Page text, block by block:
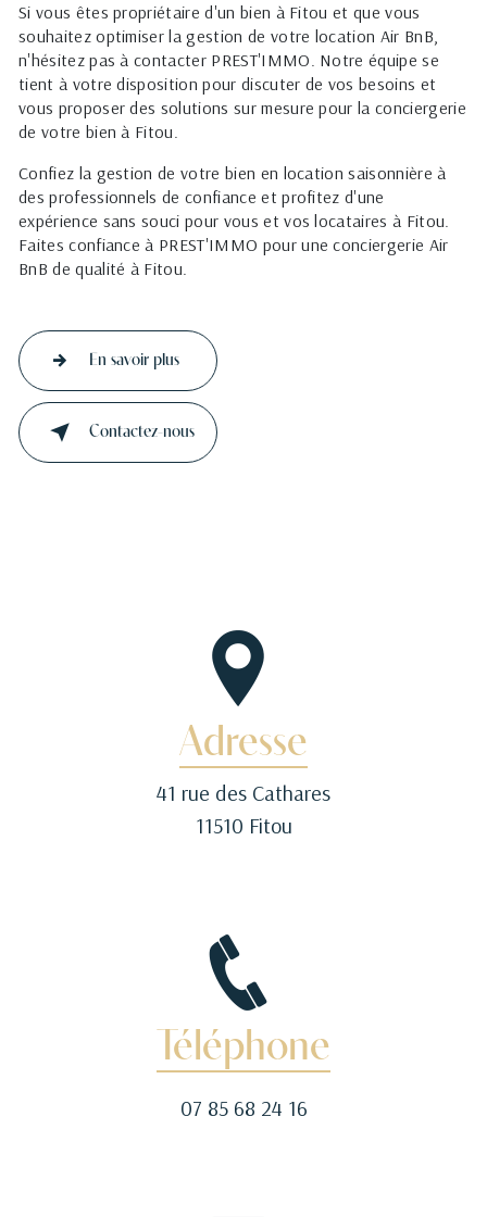
Si vous êtes propriétaire d'un bien à Fitou et que vous
souhaitez optimiser la gestion de votre location Air BnB,
n'hésitez pas à contacter PREST'IMMO. Notre équipe se
tient à votre disposition pour discuter de vos besoins et
vous proposer des solutions sur mesure pour la conciergerie
de votre bien à Fitou.
Confiez la gestion de votre bien en location saisonnière à
des professionnels de confiance et profitez d'une
expérience sans souci pour vous et vos locataires à Fitou.
Faites confiance à PREST'IMMO pour une conciergerie Air
BnB de qualité à Fitou.
En savoir plus
Contactez-nous
Adresse
41 rue des Cathares
11510 Fitou
Téléphone
07 85 68 24 16